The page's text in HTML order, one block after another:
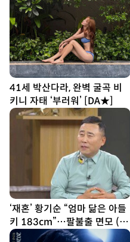
41세 박산다라, 완벽 굴곡 비
키니 자태 ‘부러워’ [DA★]
‘재혼’ 황기순 “엄마 닮은 아들
키 183cm”…팔불출 면모 (데
이앤나잇)